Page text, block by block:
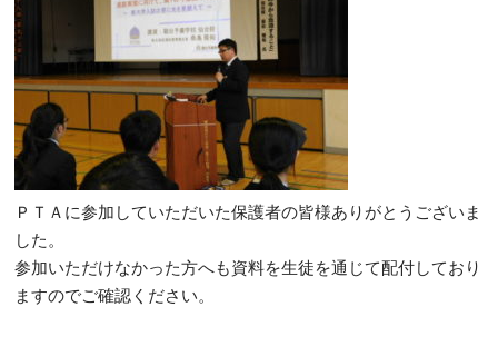
ＰＴＡに参加していただいた保護者の皆様ありがとうございま
した。
参加いただけなかった方へも資料を生徒を通じて配付しており
ますのでご確認ください。